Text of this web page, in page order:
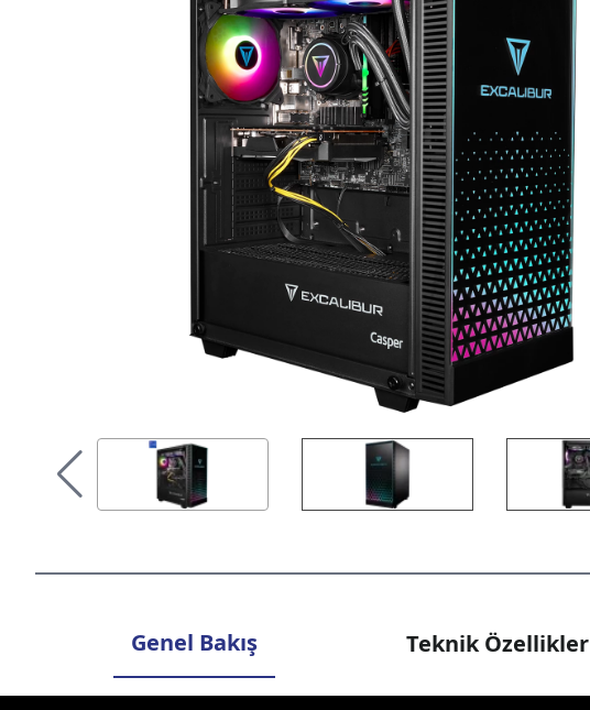
Genel Bakış Teknik Özellikler